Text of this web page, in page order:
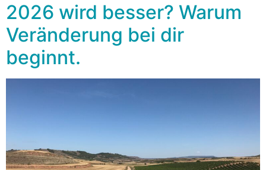
2026 wird besser? Warum
Veränderung bei dir
beginnt.